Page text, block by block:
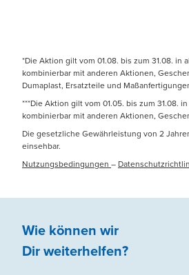
*Die Aktion gilt vom 01.08. bis zum 31.08.
kombinierbar mit anderen Aktionen,
Dumaplast, Ersatzteile und
***Die Aktion gilt vom 01.05. bis zum 31.08.
kombinierbar mit anderen Aktionen,
Die gesetzliche Gewährleistung von 2
einsehbar.
Nutzungsbedingungen –
Wie können wir
Dir weiterhelfen?